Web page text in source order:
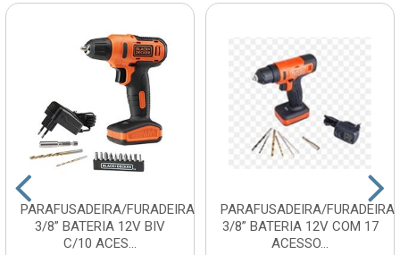
PARAFUSADEIRA/FURADEIRA
3/8” BATERIA 12V BIV
C/10 ACES...
PARAFUSADEIRA/FURADEIRA
3/8” BATERIA 12V COM 17
ACESSO...